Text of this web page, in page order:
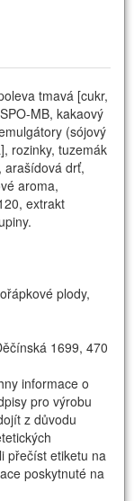
tmavá [cukr,
MB, kakaový
(sójový
rozinky, tuzemák
arašídová drť,
aroma,
extrakt
plody,
1699, 470
informace o
pro výrobu
z důvodu
přečíst etiketu na
poskytnuté na